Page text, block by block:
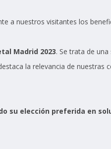
a nuestros visitantes los
Madrid 2023. Se trata de
la relevancia de nuestras
su elección preferida en